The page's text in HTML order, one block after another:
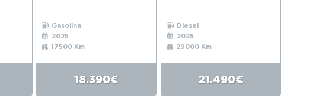
Gasolina
2025
17500 Km
18.390€
Diesel
2025
29000 Km
21.490€